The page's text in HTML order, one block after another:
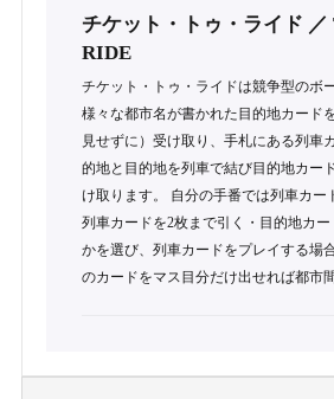
チケット・トゥ・ライド
RIDE
チケット・トゥ・ライドは競争型のボ
様々な都市名が書かれた目的地カード
見せずに）受け取り、手札にある列車
的地と目的地を列車で結び目的地カー
け取ります。 自分の手番では列車カー
列車カードを2枚まで引く・目的地カ
かを選び、列車カードをプレイする場
のカードをマス目分だけ出せれば都市